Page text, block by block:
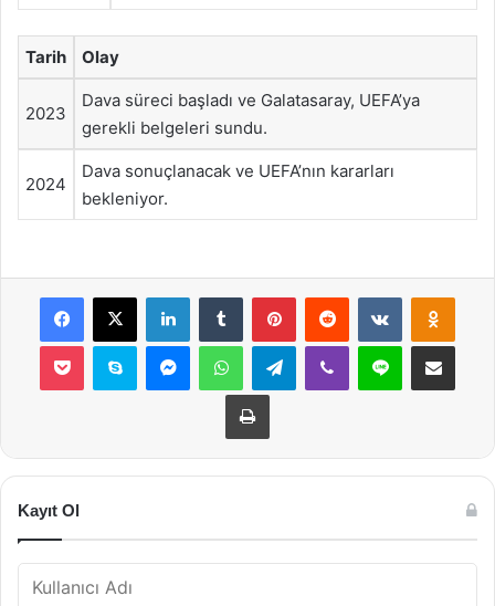
Tarih Olay
2023
Dava süreci başladı ve Galatasaray, UEFA’ya
gerekli belgeleri sundu.
2024
Dava sonuçlanacak ve UEFA’nın kararları
bekleniyor.
Facebook
X LinkedInTumblr PinterestReddit VKontakte
Pocket Skype MessengerWhatsAppTelegramViber Line E-Posta ile
Yazdır
Kayıt Ol